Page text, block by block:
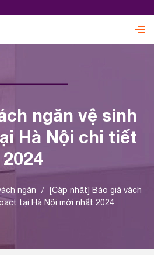
ngăn vệ sinh
Hà Nội chi tiết
2024
ngăn / [Cập nhật] Báo giá vách
tại Hà Nội mới nhất 2024